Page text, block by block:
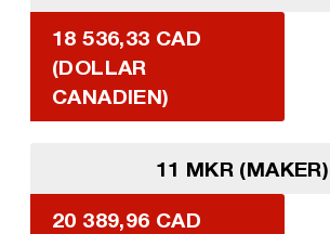
18 536,33 CAD
(DOLLAR
CANADIEN)
11 MKR (MAKER)
20 389,96 CAD